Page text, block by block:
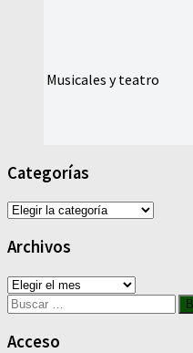
Musicales y teatro
Categorías
Categorías
Archivos
Archivos
Buscar:
Acceso